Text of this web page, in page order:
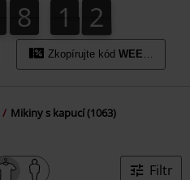
hráče,
Alternativní
móda
8
8 1
1 0
1
0
2
1
Zkopírujte kód WEEKEND
Mikiny s kapucí (1063)
Filtr